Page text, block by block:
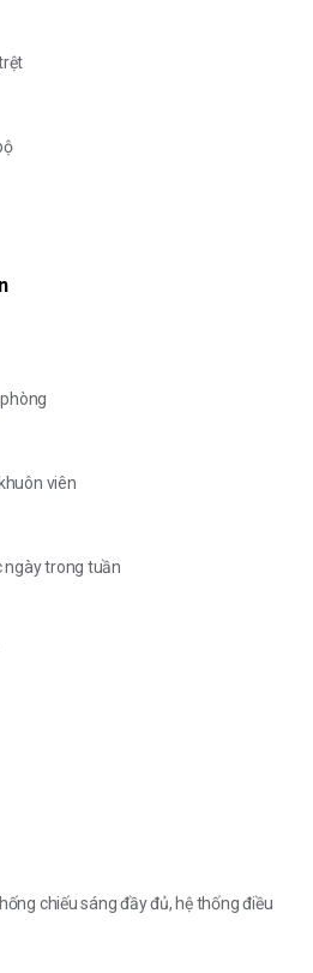
viên
ngày trong tuần
chiếu sáng đầy đủ, hệ thống điều